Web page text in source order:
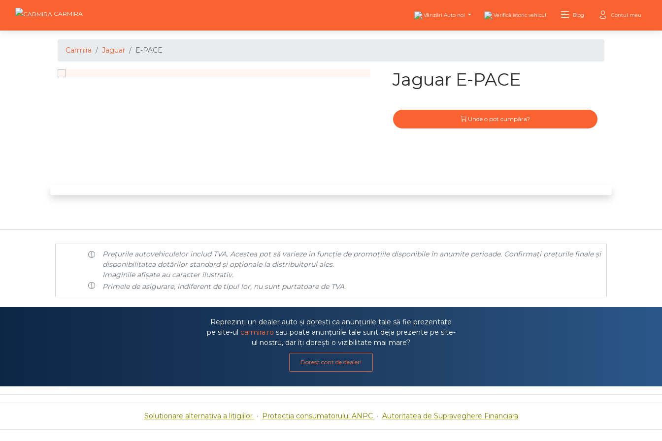
CARMIRA Vânzări Auto noi Verifică istoric vehicul Blog Contul meu
Carmira Jaguar E-PACE
Jaguar E-PACE
Unde o pot cumpăra?
Prețurile autovehiculelor includ TVA. Acestea pot să varieze în funcție de promoțiile disponibile în anumite perioade. Confirmați prețurile finale și
disponibilitatea dotărilor standard și opționale la distribuitorul ales.
Imaginile afișate au caracter ilustrativ.
Primele de asigurare, indiferent de tipul lor, nu sunt purtatoare de TVA.
Reprezinți un dealer auto și dorești ca anunțurile tale să fie prezentate
pe site-ul carmira.ro sau poate anunțurile tale sunt deja prezente pe site-
ul nostru, dar îți dorești o vizibilitate mai mare?
Doresc cont de dealer!
Solutionare alternativa a litigiilor · Protectia consumatorului ANPC · Autoritatea de Supraveghere Financiara